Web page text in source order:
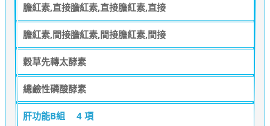
膽紅素,直接膽紅素,直接膽紅素,直接
膽紅素,間接膽紅素,間接膽紅素,間接
穀草先轉太酵素
總鹼性磷酸酵素
肝功能B組 4 項